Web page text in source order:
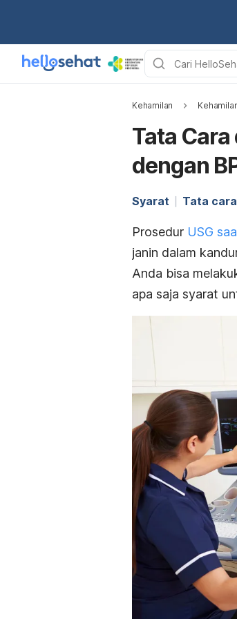
Kehamilan
Tata
dengan
Syarat Tata cara
Prosedur USG
janin dalam
Anda bisa
apa saja syarat